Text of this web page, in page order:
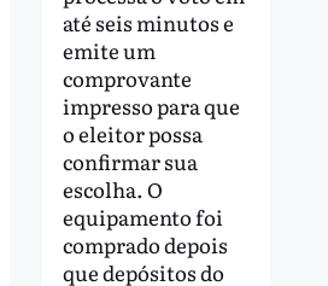
até seis minutos e
emite um
comprovante
impresso para que
o eleitor possa
confirmar sua
escolha. O
equipamento foi
comprado depois
que depósitos do